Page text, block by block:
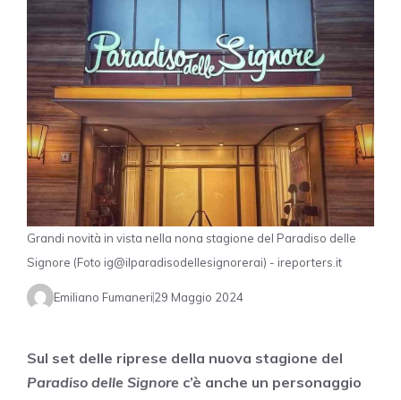
Grandi novità in vista nella nona stagione del Paradiso delle
Signore (Foto ig@ilparadisodellesignorerai) - ireporters.it
Emiliano Fumaneri29 Maggio 2024
Sul set delle riprese della nuova stagione del
Paradiso delle Signore c’è anche un personaggio